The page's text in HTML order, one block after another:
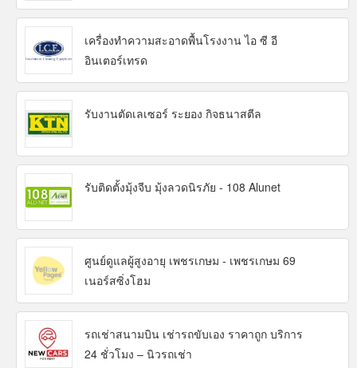
เครื่องทำความสะอาดพื้นโรงงาน ไอ ซี อี
อินเตอร์เทรด
รับงานตัดเลเซอร์ ระยอง กิจธนาสตีล
รับติดตั้งมุ้งจีบ มุ้งลวดนิรภัย - 108 Alunet
ศูนย์ดูแลผู้สูงอายุ เพชรเกษม - เพชรเกษม 69
เนอร์สซิ่งโฮม
รถเช่าสนามบิน เช่ารถขับเอง ราคาถูก บริการ
24 ชั่วโมง – นิวรถเช่า